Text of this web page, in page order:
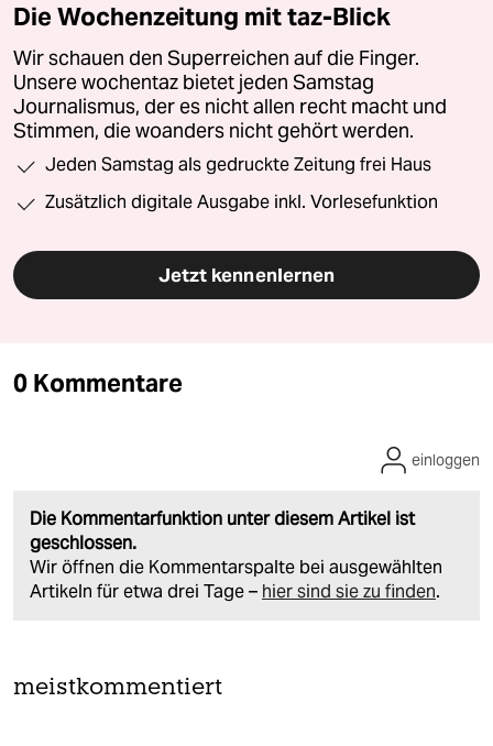
Die Wochenzeitung mit taz-Blick
Wir schauen den Superreichen auf die Finger.
Unsere wochentaz bietet jeden Samstag
Journalismus, der es nicht allen recht macht und
Stimmen, die woanders nicht gehört werden.
Jeden Samstag als gedruckte Zeitung frei Haus
Zusätzlich digitale Ausgabe inkl. Vorlesefunktion
Jetzt kennenlernen
0 Kommentare
Die Kommentarfunktion unter diesem Artikel ist
geschlossen.
Wir öffnen die Kommentarspalte bei ausgewählten
Artikeln für etwa drei Tage – hier sind sie zu finden.
einloggen
meistkommentiert